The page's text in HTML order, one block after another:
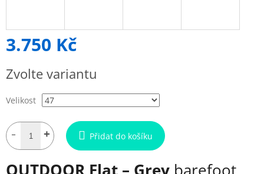
3.750 Kč
cena:
Zvolte variantu
Velikost
Přidat do košíku